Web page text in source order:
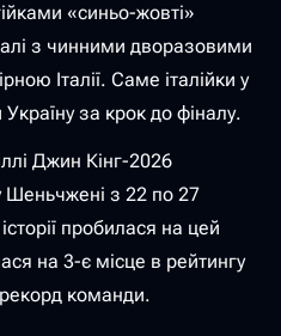
«синьо-жовті»
з чинними дворазовими
Італії. Саме італійки у
за крок до фіналу.
Джин Кінг-2026
Шеньчжені з 22 по 27
пробилася на цей
на 3-є місце в рейтингу
команди.